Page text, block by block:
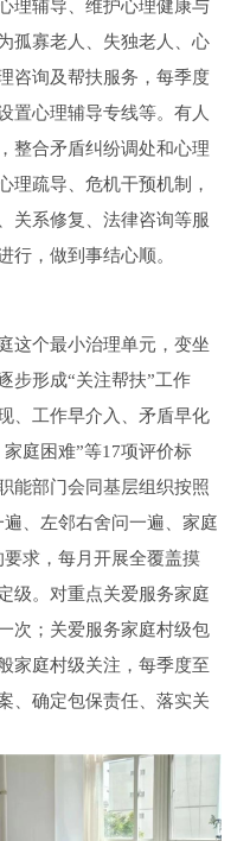
辅导、维护心理健康与
孤寡老人、失独老人、心
咨询及帮扶服务，每季度
置心理辅导专线等。有人
合矛盾纠纷调处和心理
理疏导、危机干预机制，
关系修复、法律咨询等服
进行，做到事结心顺。
个最小治理单元，变坐
步形成“关注帮扶”工作
、工作早介入、矛盾早化
庭困难”等17项评价标
能部门会同基层组织按照
、左邻右舍问一遍、家庭
求，每月开展全覆盖摸
级。对重点关爱服务家庭
次；关爱服务家庭村级包
家庭村级关注，每季度至
、确定包保责任、落实关